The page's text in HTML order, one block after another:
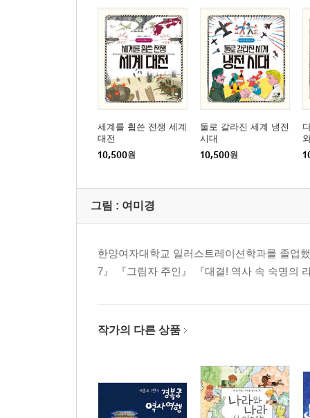
세계를 휩쓴 전쟁 세계
대전
10,500원
둘로 갈라진 세계 냉전
시대
10,500원
그림 : 여미경
한양여자대학교 일러스트레이션학과를 졸업
7』 『그림자 주인』 『대결! 역사 속 숙명의
작가의 다른 상품